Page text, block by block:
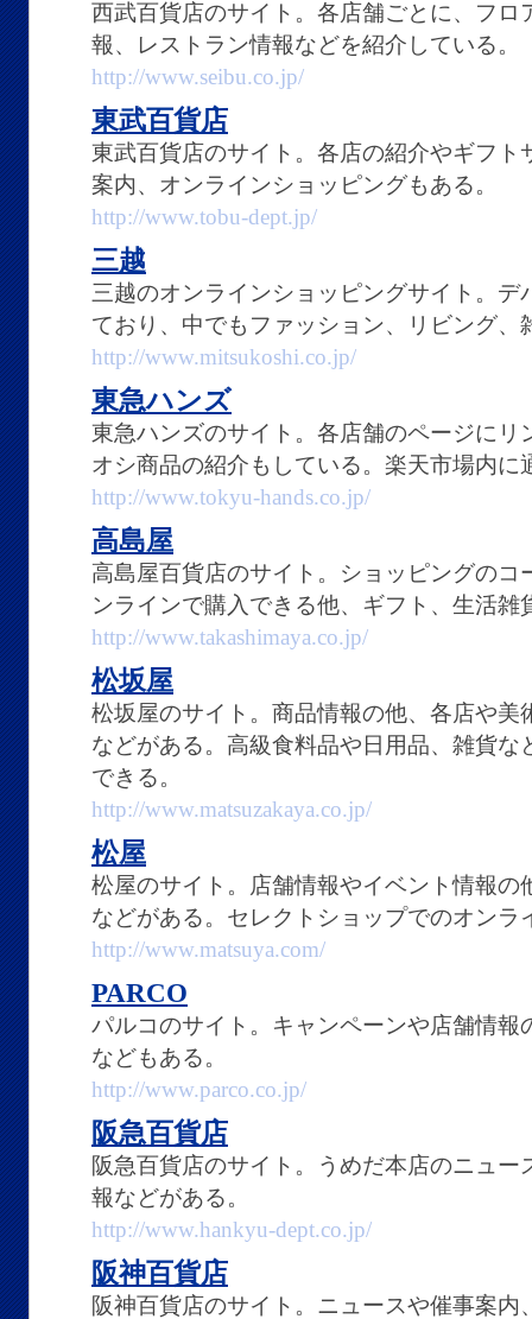
西武百貨店のサイト。各店舗ごとに、フロ
報、レストラン情報などを紹介している。
http://www.seibu.co.jp/
東武百貨店
東武百貨店のサイト。各店の紹介やギフト
案内、オンラインショッピングもある。
http://www.tobu-dept.jp/
三越
三越のオンラインショッピングサイト。
ており、中でもファッション、リビング、
http://www.mitsukoshi.co.jp/
東急ハンズ
東急ハンズのサイト。各店舗のページにリ
オシ商品の紹介もしている。楽天市場内に
http://www.tokyu-hands.co.jp/
高島屋
高島屋百貨店のサイト。ショッピングの
ンラインで購入できる他、ギフト、生活
http://www.takashimaya.co.jp/
松坂屋
松坂屋のサイト。商品情報の他、各店や美
などがある。高級食料品や日用品、雑貨
できる。
http://www.matsuzakaya.co.jp/
松屋
松屋のサイト。店舗情報やイベント情報の
などがある。セレクトショップでのオンラ
http://www.matsuya.com/
PARCO
パルコのサイト。キャンペーンや店舗情報
などもある。
http://www.parco.co.jp/
阪急百貨店
阪急百貨店のサイト。うめだ本店のニュ
報などがある。
http://www.hankyu-dept.co.jp/
阪神百貨店
阪神百貨店のサイト。ニュースや催事案